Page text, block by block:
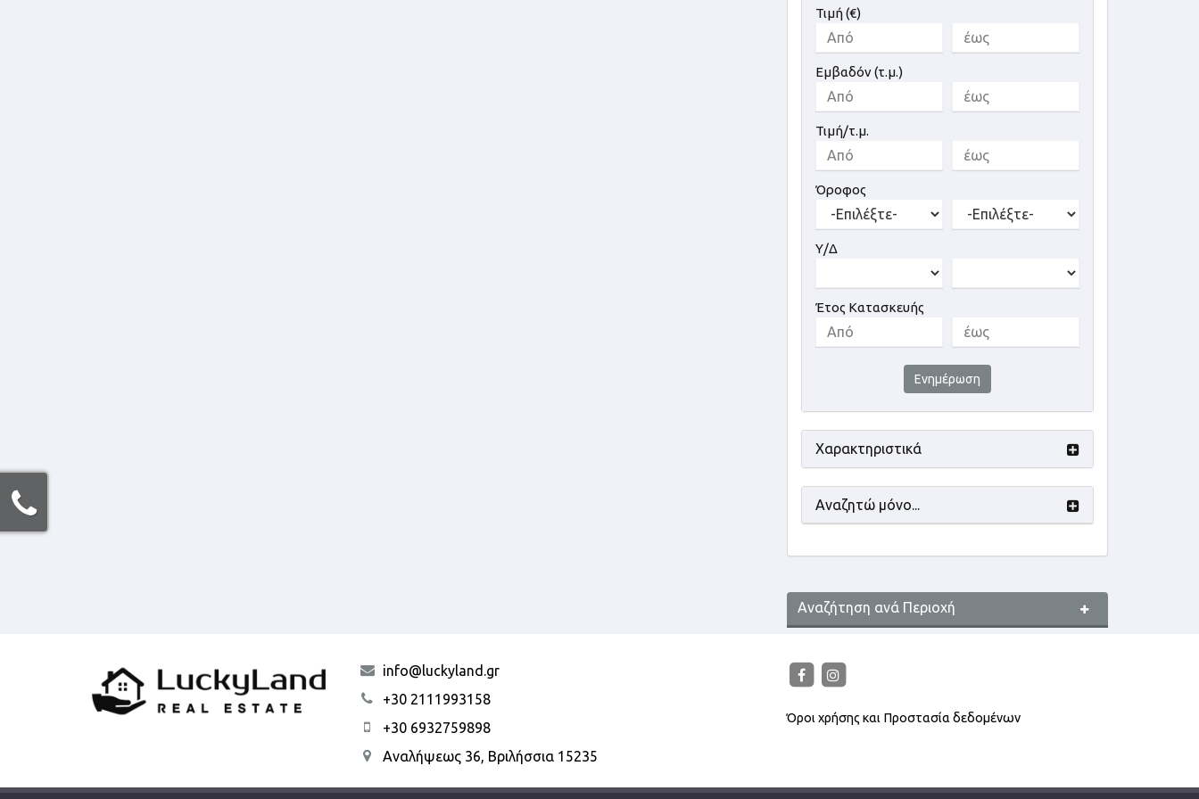
Τιμή (€)
Εμβαδόν (τ.μ.)
Τιμή/τ.μ.
Όροφος
Υ/Δ
Έτος Κατασκευής
Ενημέρωση
Χαρακτηριστικά
Αναζητώ μόνο...
Αναζήτηση ανά Περιοχή
info@luckyland.gr
+30 2111993158
+30 6932759898
Αναλήψεως 36, Βριλήσσια 15235
Όροι χρήσης και Προστασία δεδομένων